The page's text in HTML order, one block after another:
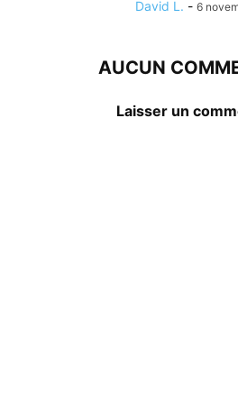
David L. - 6
AUCUN
Laisser un